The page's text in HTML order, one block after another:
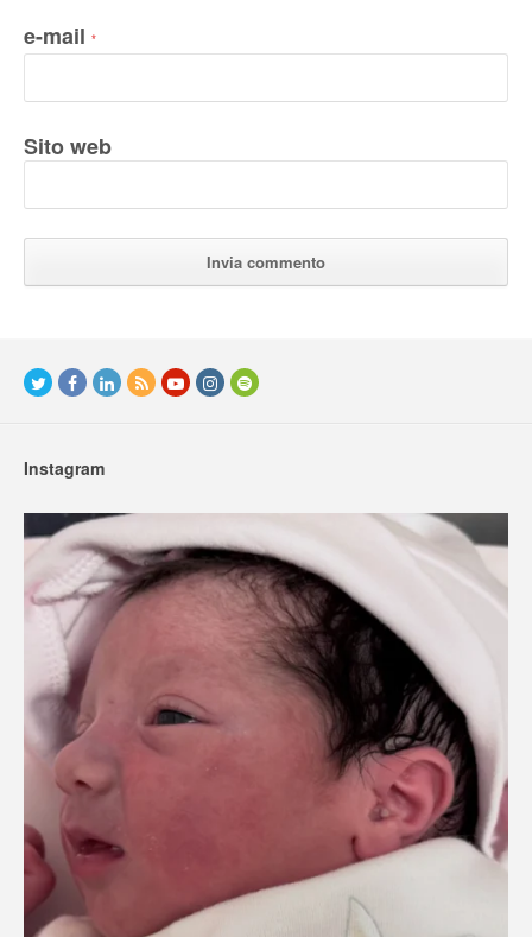
e-mail *
Sito web
Instagram